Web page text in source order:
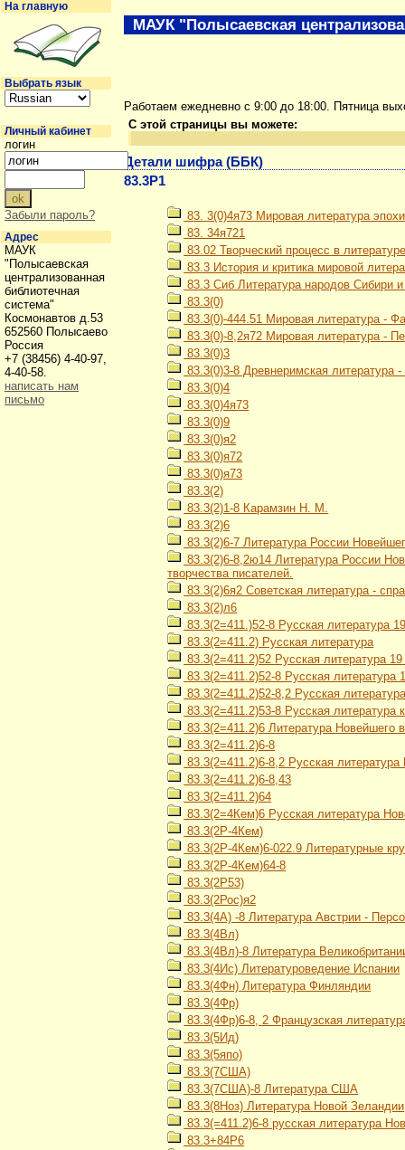
Работаем ежедневно с 9:00 до 18:00. Пятница
С этой страницы вы можете:
Детали шифра (ББК)
83.3Р1
83. 3(0)4я73 Мировая литература
83. 34я721
83.02 Творческий процесс в
83.3 История и критика мировой
83.3 Сиб Литература народов Сибири
83.3(0)
83.3(0)-444.51 Мировая литература -
83.3(0)-8,2я72 Мировая литература -
83.3(0)3
83.3(0)3-8 Древнеримская литература
83.3(0)4
83.3(0)4я73
83.3(0)9
83.3(0)я2
83.3(0)я72
83.3(0)я73
83.3(2)
83.3(2)1-8 Карамзин Н. М.
83.3(2)6
83.3(2)6-7 Литература России
83.3(2)6-8,2ю14 Литература России
творчества писателей.
83.3(2)6я2 Советская литература -
83.3(2)л6
83.3(2=411.)52-8 Русская литература
83.3(2=411.2) Русская литература
83.3(2=411.2)52 Русская литература 19
83.3(2=411.2)52-8 Русская литература
83.3(2=411.2)52-8,2 Русская
83.3(2=411.2)53-8 Русская литература
83.3(2=411.2)6 Литература Новейшего
83.3(2=411.2)6-8
83.3(2=411.2)6-8,2 Русская
83.3(2=411.2)6-8,43
83.3(2=411.2)64
83.3(2=4Кем)6 Русская литература
83.3(2Р-4Кем)
83.3(2Р-4Кем)6-022.9 Литературные
83.3(2Р-4Кем)64-8
83.3(2Р53)
83.3(2Рос)я2
83.3(4А) -8 Литература Австрии -
83.3(4Вл)
83.3(4Вл)-8 Литература
83.3(4Ис) Литературоведение Испании
83.3(4Фн) Литература Финляндии
83.3(4Фр)
83.3(4Фр)6-8, 2 Французская
83.3(5Ид)
83.3(5япо)
83.3(7США)
83.3(7США)-8 Литература США
83.3(8Ноз) Литература Новой Зеландии
83.3(=411.2)6-8 русская литература
83.3+84Р6
МАУК "Полысаевская
На главную
Выбрать язык
Личный кабинет
логин
Забыли пароль?
Адрес
МАУК
"Полысаевская
централизованная
библиотечная
система"
Космонавтов д.53
652560 Полысаево
Россия
+7 (38456) 4-40-97,
4-40-58.
написать нам
письмо